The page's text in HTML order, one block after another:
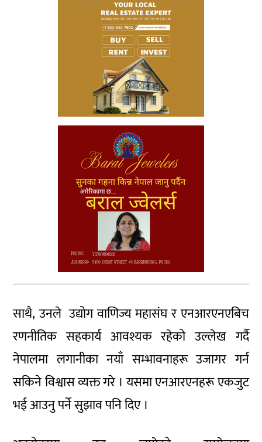
साथै, उनले उद्योग वाणिज्य महासंघ र एनआरएनएबिच
रणनीतिक सहकार्य आवश्यक रहेको उल्लेख गर्दै
नेपालमा लगानीका नयाँ सम्भावनाहरू उजागर गर्न
सकिने विश्वास व्यक्त गरे । यसमा एनआरएनहरू एकजुट
भई आउनु पर्ने सुझाव पनि दिए ।